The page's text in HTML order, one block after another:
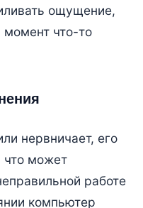
ощущение,
момент что-то
нервничает, его
что может
работе
компьютер